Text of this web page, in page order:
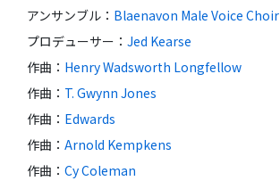
アンサンブル ： Blaenavon Male Voice Choir
プロデューサー ： Jed Kearse
作曲 ： Henry Wadsworth Longfellow
作曲 ： T. Gwynn Jones
作曲 ： Edwards
作曲 ： Arnold Kempkens
作曲 ： Cy Coleman